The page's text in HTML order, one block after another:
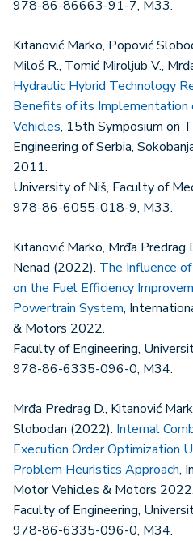
978-86-86663-91-7, M33.
Kitanović Marko, Popović
Miloš R., Tomić Miroljub V.,
Hydraulic Hybrid Technology
Benefits of its Implementation
Vehicles, 15th Symposium on
Engineering of Serbia,
2011.
University of Niš, Faculty of
978-86-6055-018-9, M33.
Kitanović Marko, Mrđa Predrag
Nenad (2022). The Influence
on the Fuel Efficiency
Powertrain System,
& Motors 2022.
Faculty of Engineering,
978-86-6335-096-0, M34.
Mrđa Predrag D., Kitanović
Slobodan (2022). Internal
Execution Order Optimization
Problem Heuristics Approach,
Motor Vehicles & Motors 2022.
Faculty of Engineering,
978-86-6335-096-0, M34.